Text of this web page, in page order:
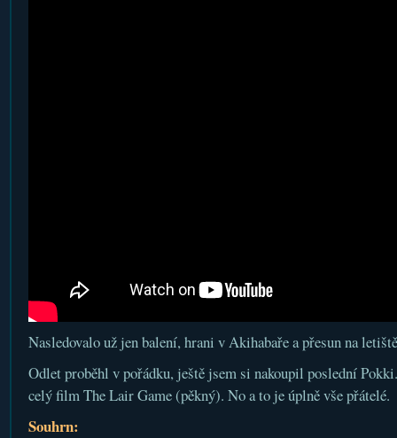
Nasledovalo už jen balení, hrani v Akihabaře a přesun na
Odlet proběhl v pořádku, ještě jsem si nakoupil poslední
celý film The Lair Game (pěkný). No a to je úplně vše přátelé.
Souhrn: